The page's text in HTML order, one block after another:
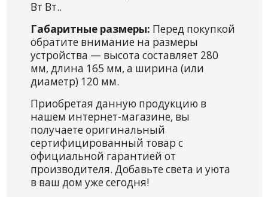
Вт Вт..
Габаритные размеры: Перед покупкой
обратите внимание на размеры
устройства — высота составляет 280
мм, длина 165 мм, а ширина (или
диаметр) 120 мм.
Приобретая данную продукцию в
нашем интернет-магазине, вы
получаете оригинальный
сертифицированный товар с
официальной гарантией от
производителя. Добавьте света и уюта
в ваш дом уже сегодня!